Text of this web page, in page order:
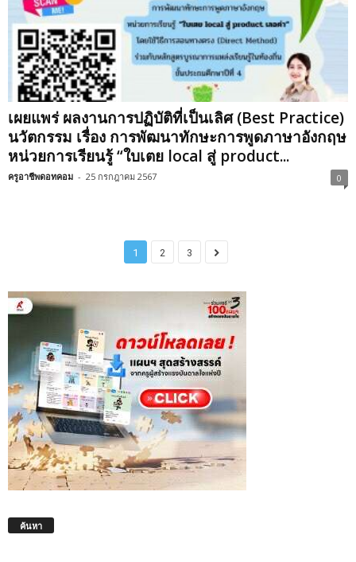
เผยแพร่ ผลงานการปฏิบัติที่เป็นเลิศ (Best Practice)
นวัตกรรม เรื่อง การพัฒนาทักษะการพูดภาษาอังกฤษ
หน่วยการเรียนรู้ “ใบเตย local สู่ product...
ครูอาชีพดอทคอม - 25 กรกฎาคม 2567 0
1 2 3
ค้นหา